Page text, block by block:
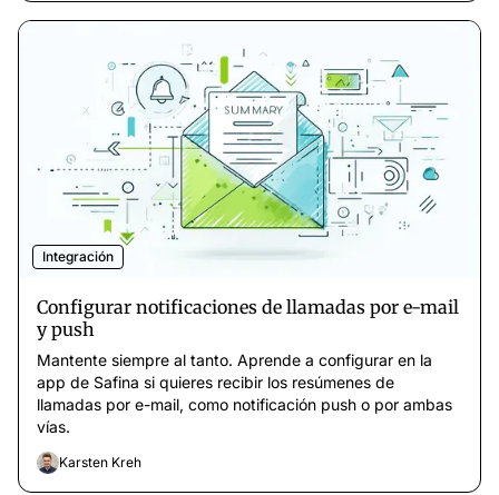
Integración
Configurar notificaciones de llamadas por e-mail
y push
Mantente siempre al tanto. Aprende a configurar en la
app de Safina si quieres recibir los resúmenes de
llamadas por e-mail, como notificación push o por ambas
vías.
Karsten Kreh